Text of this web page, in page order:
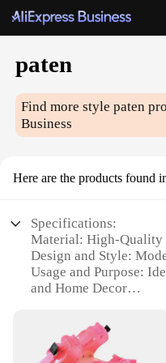
paten
Find more stylepaten
Business
Here are the products found
Specifications:
Material: High-Quality
Design and Style:
Usage and Purpose:
and Home Decor
Performance and
Resistant
Parts and